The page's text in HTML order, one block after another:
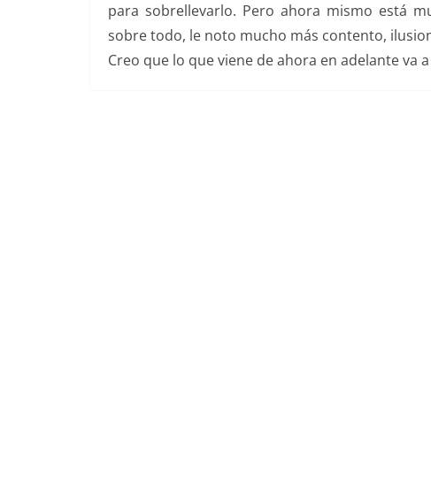
para sobrellevarlo. Pero ahora mismo está
sobre todo, le noto mucho más contento,
Creo que lo que viene de ahora en adelante va